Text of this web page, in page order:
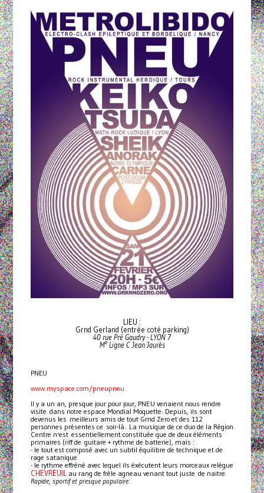
LIEU :
Grnd Gerland (entrée coté parking)
40 rue Pré Gaudry - LYON 7
M° Ligne C Jean Jaurès
PNEU
www.myspace.com/pneupneu
Il y a un an, presque jour pour jour, PNEU venaient nous rendre
visite dans notre espace Mondial Moquette. Depuis, ils sont
devenus les meilleurs amis de tout Grnd Zero et des 112
personnes présentes ce soir-là. La musique de ce duo de la Région
Centre n'est essentiellement constituée que de deux éléments
primaires (riff de guitare + rythme de batterie), mais :
- le tout est composé avec un subtil équilibre de technique et de
rage satanique
- le rythme effréné avec lequel ils éxécutent leurs morceaux relègue
CHEVREUIL au rang de frêle agneau venant tout juste de naitre.
Rapide, sportif et presque populaire.